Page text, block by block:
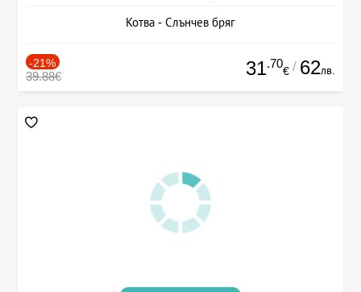
Котва - Слънчев бряг
-21%
39.88€ 31.70
€ / 62лв.